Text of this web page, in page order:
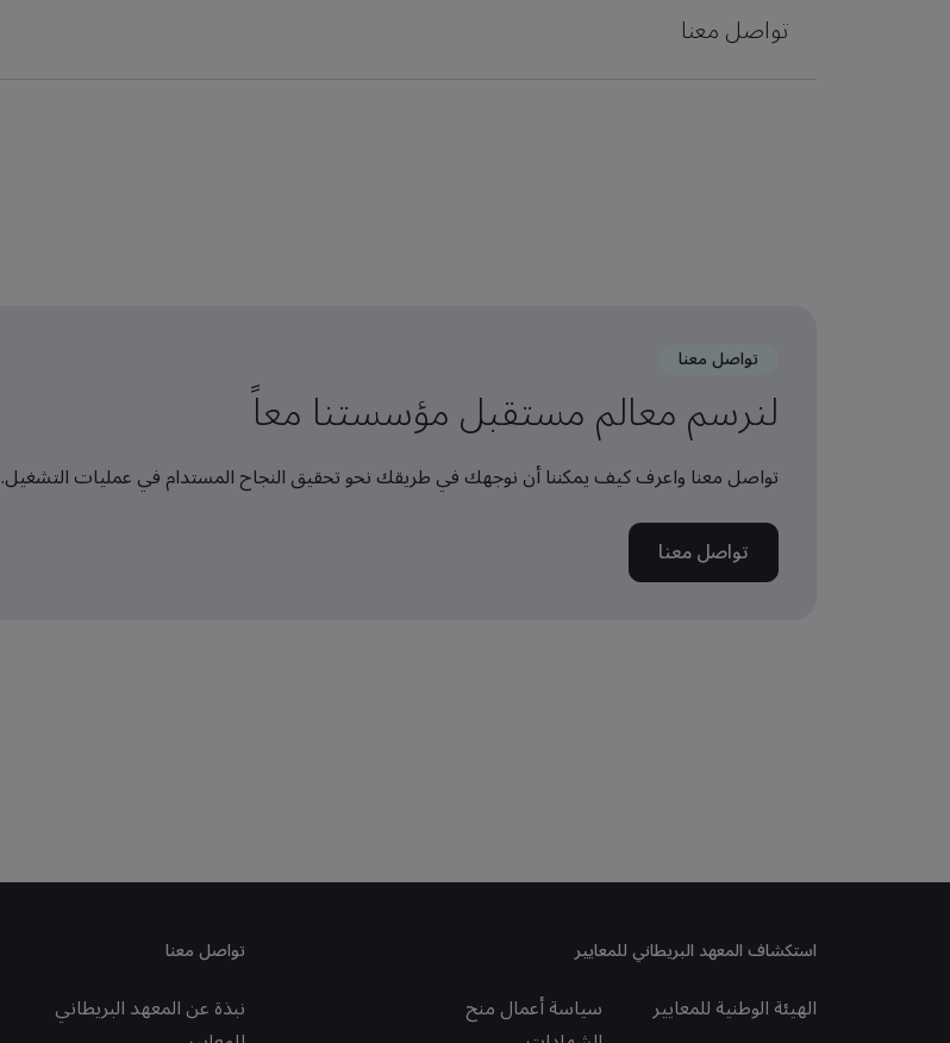
تواصل معنا
تواصل معنا
لنرسم معالم مستقبل مؤسستنا معاً
تواصل معنا واعرف كيف يمكننا أن نوجهك في طريقك نحو تحقيق النجاح المستدام في عمليات التشغيل.
تواصل معنا
استكشاف المعهد البريطاني للمعايير
الهيئة الوطنية للمعايير
سياسة أعمال منح
تواصل معنا
نبذة عن المعهد البريطاني